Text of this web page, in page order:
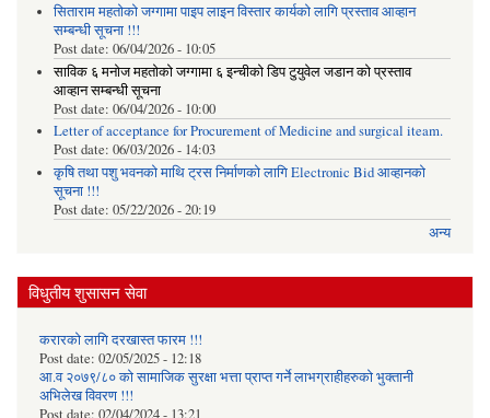
सिताराम महतोको जग्गामा पाइप लाइन विस्तार कार्यको लागि प्रस्ताव आव्हान
सम्बन्धी सूचना !!!
Post date: 06/04/2026 - 10:05
साविक ६ मनोज महतोको जग्गामा ६ इन्चीको डिप टुयुवेल जडान को प्रस्ताव
आव्हान सम्बन्धी सूचना
Post date: 06/04/2026 - 10:00
Letter of acceptance for Procurement of Medicine and surgical iteam.
Post date: 06/03/2026 - 14:03
कृषि तथा पशु भवनको माथि ट्रस निर्माणको लागि Electronic Bid आव्हानको
सूचना !!!
Post date: 05/22/2026 - 20:19
अन्य
विधुतीय शुसासन सेवा
करारको लागि दरखास्त फारम !!!
Post date: 02/05/2025 - 12:18
आ.व २०७९/८० को सामाजिक सुरक्षा भत्ता प्राप्त गर्ने लाभग्राहीहरुको भुक्तानी
अभिलेख विवरण !!!
Post date: 02/04/2024 - 13:21